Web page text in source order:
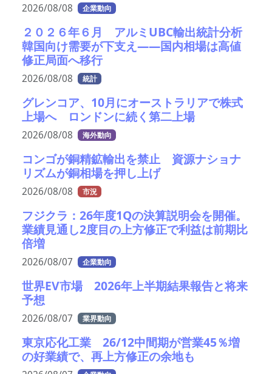
2026/08/08 企業動向
２０２６年６月 アルミUBC輸出統計分析
韓国向け需要が下支え――国内相場は高値
修正局面へ移行
2026/08/08 統計
グレンコア、10月にオーストラリアで株式
上場へ ロンドンに続く第二上場
2026/08/08 海外動向
コンゴが銅精鉱輸出を禁止 資源ナショナ
リズムが銅相場を押し上げ
2026/08/08 市況
フジクラ：26年度1Qの決算説明会を開催。
業績見通し2度目の上方修正で利益は前期比
倍増
2026/08/07 企業動向
世界EV市場 2026年上半期結果報告と将来
予想
2026/08/07 業界動向
東京応化工業 26/12中間期が営業45％増
の好業績で、再上方修正の余地も